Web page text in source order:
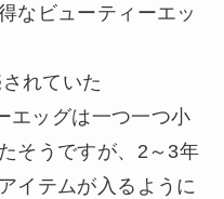
なビューティーエッ
れていた
エッグは一つ一つ小
そうですが、2～3年
イテムが入るように